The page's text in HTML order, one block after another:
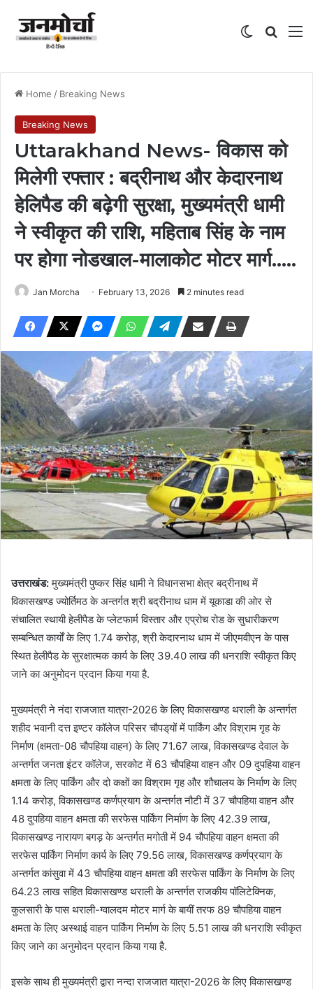
Switch skin
Home / Breaking News
Breaking News
Uttarakhand News- विकास को
मिलेगी रफ्तार : बद्रीनाथ और केदारनाथ
हेलिपैड की बढ़ेगी सुरक्षा, मुख्यमंत्री धामी
ने स्वीकृत की राशि, महिताब सिंह के नाम
पर होगा नोडखाल-मालाकोट मोटर मार्ग…..
Jan Morcha February 13, 2026 2 minutes read
उत्तराखंड:मुख्यमंत्री पुष्कर सिंह धामी ने विधानसभा क्षेत्र बद्रीनाथ में
विकासखण्ड ज्योर्तिमठ के अन्तर्गत श्री बद्रीनाथ धाम में यूकाडा की ओर से
संचालित स्थायी हेलीपैड के प्लेटफार्म विस्तार और एप्रोच रोड के सुधारीकरण
सम्बन्धित कार्यों के लिए 1.74 करोड़, श्री केदारनाथ धाम में जीएमवीएन के पास
स्थित हेलीपैड के सुरक्षात्मक कार्य के लिए 39.40 लाख की धनराशि स्वीकृत किए
जाने का अनुमोदन प्रदान किया गया है.
मुख्यमंत्री ने नंदा राजजात यात्रा-2026 के लिए विकासखण्ड थराली के अन्तर्गत
शहीद भवानी दत्त इण्टर कॉलेज परिसर चौपड्‌यों में पार्किंग और विश्राम गृह के
निर्माण (क्षमता-08 चौपहिया वाहन) के लिए 71.67 लाख, विकासखण्ड देवाल के
अन्तर्गत जनता इंटर कॉलेज, सरकोट में 63 चौपहिया वाहन और 09 दुपहिया वाहन
क्षमता के लिए पार्किंग और दो कक्षों का विश्राम गृह और शौचालय के निर्माण के लिए
1.14 करोड़, विकासखण्ड कर्णप्रयाग के अन्तर्गत नौटी में 37 चौपहिया वाहन और
48 दुपहिया वाहन क्षमता की सरफेस पार्किंग निर्माण के लिए 42.39 लाख,
विकासखण्ड नारायण बगड़ के अन्तर्गत मगोती में 94 चौपहिया वाहन क्षमता की
सरफेस पार्किंग निर्माण कार्य के लिए 79.56 लाख, विकासखण्ड कर्णप्रयाग के
अन्तर्गत कांसुवा में 43 चौपहिया वाहन क्षमता की सरफेस पार्किंग के निर्माण के लिए
64.23 लाख सहित विकासखण्ड थराली के अन्तर्गत राजकीय पॉलिटेक्निक,
कुलसारी के पास थराली-ग्वालदम मोटर मार्ग के बायीं तरफ 89 चौपहिया वाहन
क्षमता के लिए अस्थाई वाहन पार्किंग निर्माण के लिए 5.51 लाख की धनराशि स्वीकृत
किए जाने का अनुमोदन प्रदान किया गया है.
इसके साथ ही मुख्यमंत्री द्वारा नन्दा राजजात यात्रा-2026 के लिए विकासखण्ड